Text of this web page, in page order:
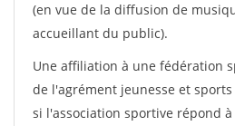
(en vue de la diffusion de
accueillant du public).
Une affiliation à une fédération
de l'agrément jeunesse et
si l'association sportive répond